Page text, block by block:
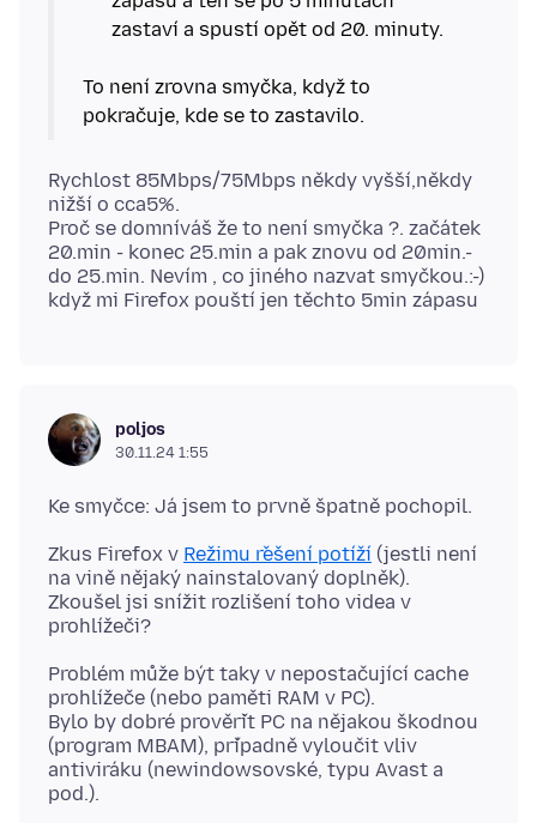
To není zrovna smyčka, když to
Rychlost 85Mbps/75Mbps někdy vyšší,někdy
nižší o cca5%.
Proč se domníváš že to není smyčka ?. začátek
20.min - konec 25.min a pak znovu od 20min.-
do 25.min. Nevím , co jiného nazvat smyčkou.:-)
poljos
30.11.24 1:55
Zkus Firefox v Režimu řešení potíží (jestli není
na vině nějaký nainstalovaný doplněk).
Zkoušel jsi snížit rozlišení toho videa v
Problém může být taky v nepostačující cache
prohlížeče (nebo paměti RAM v PC).
Bylo by dobré prověřit PC na nějakou škodnou
(program MBAM), případně vyloučit vliv
antiviráku (newindowsovské, typu Avast a